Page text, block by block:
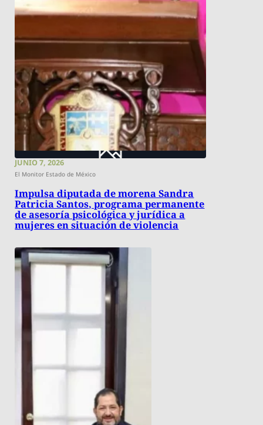
JUNIO 7, 2026
El Monitor Estado de México
Impulsa diputada de morena Sandra
Patricia Santos, programa permanente
de asesoría psicológica y jurídica a
mujeres en situación de violencia